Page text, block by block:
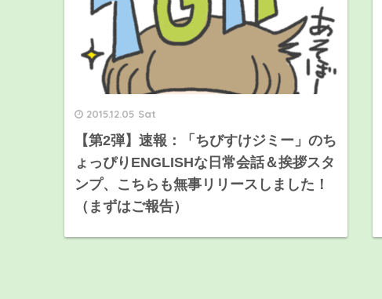
2015.12.05 Sat
【第2弾】速報：「ちびすけジミー」のち
ょっぴりENGLISHな日常会話＆挨拶スタ
ンプ、こちらも無事リリースしました！
（まずはご報告）